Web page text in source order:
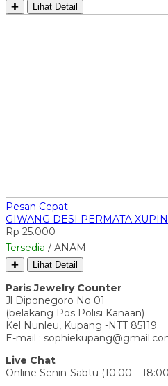
✚ Lihat Detail
Pesan Cepat
GIWANG DESI PERMATA
Rp 25.000
Tersedia / ANAM
✚ Lihat Detail
Paris Jewelry Counter
Jl Diponegoro No 01
(belakang Pos Polisi Kanaan)
Kel Nunleu, Kupang -NTT 85119
E-mail :
Live Chat
Online Senin-Sabtu (10.00 –